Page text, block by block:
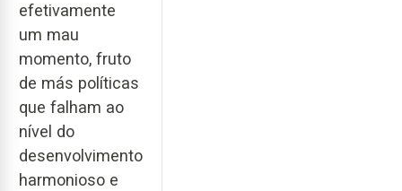
efetivamente
um mau
momento, fruto
de más políticas
que falham ao
nível do
desenvolvimento
harmonioso e